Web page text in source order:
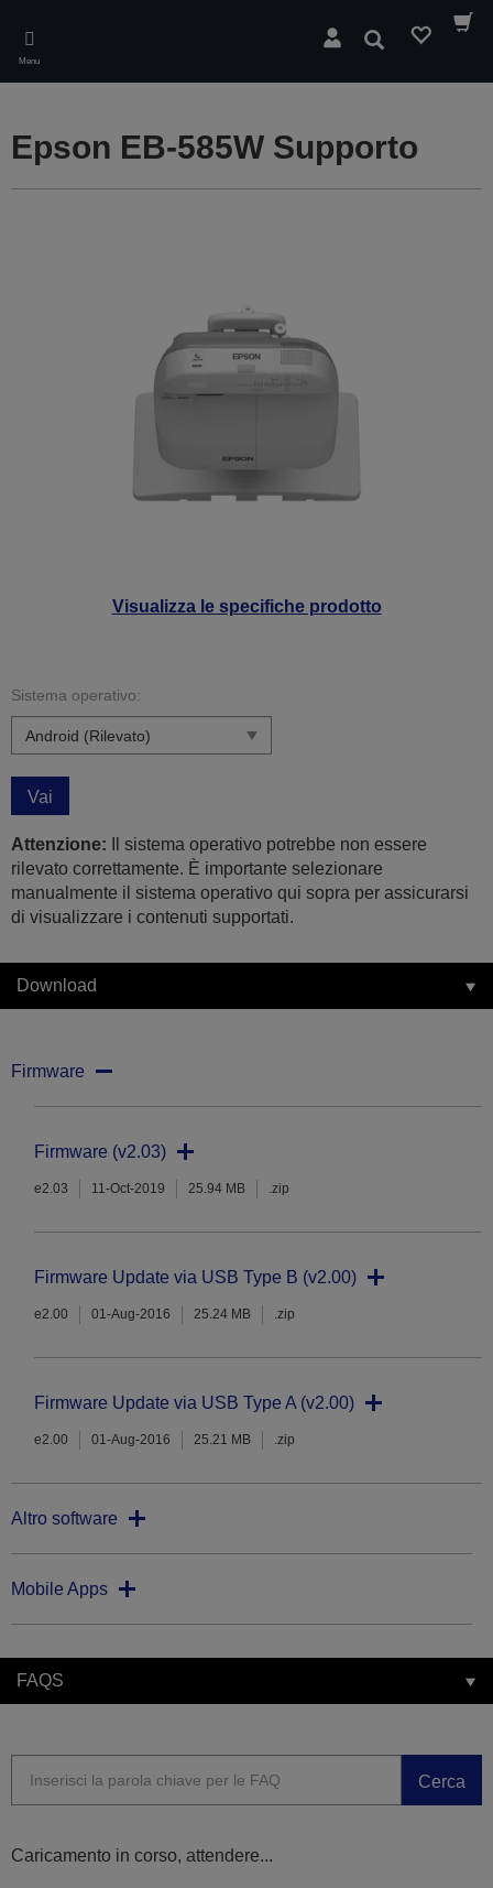
main
content
Menu
Cerca
Visualizza le specifiche prodotto
Epson EB-585W Supporto
Sistema operativo:
Vai
Attenzione: Il sistema operativo potrebbe non essere
rilevato correttamente. È importante selezionare
manualmente il sistema operativo qui sopra per assicurarsi
di visualizzare i contenuti supportati.
Download
Firmware
Firmware (v2.03)
e2.03 11-Oct-2019 25.94 MB .zip
Firmware Update via USB Type B (v2.00)
e2.00 01-Aug-2016 25.24 MB .zip
Firmware Update via USB Type A (v2.00)
e2.00 01-Aug-2016 25.21 MB .zip
Altro software
Mobile Apps
FAQS
Cerca
Caricamento in corso, attendere...